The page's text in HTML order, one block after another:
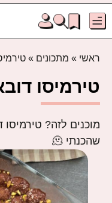
ראשי » מתכונים »
טירמיסו
מוכנים לזה?
שהכנתי 🫠